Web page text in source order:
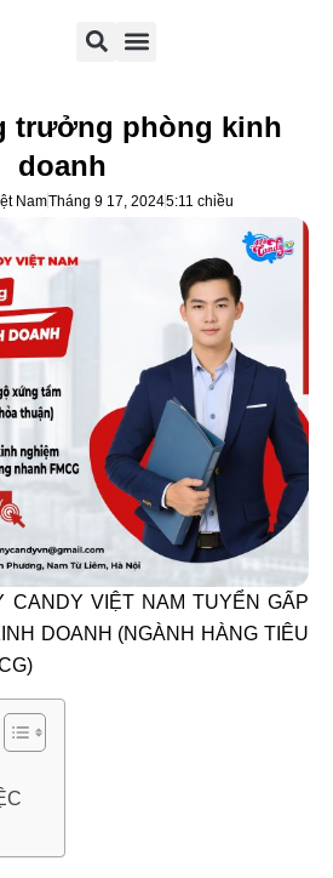
trưởng phòng kinh
doanh
NamTháng 9 17, 20245:11 chiều
CANDY VIỆT NAM TUYỂN GẤP
DOANH (NGÀNH HÀNG TIÊU